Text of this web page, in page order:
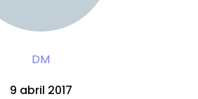
DM
9 abril 2017